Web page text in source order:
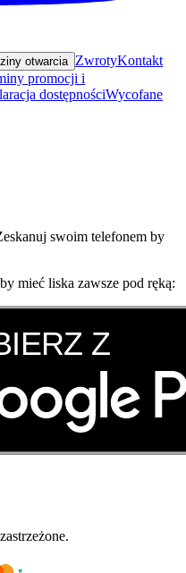
otwarcia ZwrotyKontakt
promocji i
dostępnościWycofane
swoim telefonem by
mieć liska zawsze pod ręką: